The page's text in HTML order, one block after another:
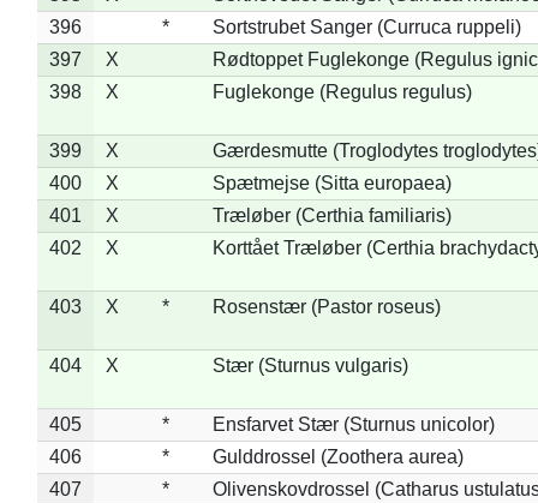
396
*
Sortstrubet Sanger (Curruca ruppeli)
397
X
Rødtoppet Fuglekonge (Regulus
398
X Fuglekonge (Regulus regulus)
399 X
Gærdesmutte (Troglodytes
400
X
Spætmejse (Sitta europaea)
401
X
Træløber (Certhia familiaris)
402
X Korttået Træløber (Certhia
403 X * Rosenstær (Pastor roseus)
404 X Stær (Sturnus vulgaris)
405 *
Ensfarvet Stær (Sturnus unicolor)
406
*
Gulddrossel (Zoothera aurea)
407
*
Olivenskovdrossel (Catharus